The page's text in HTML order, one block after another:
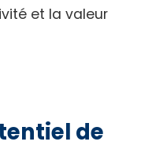
et la valeur
de